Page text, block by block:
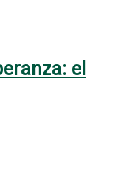
el